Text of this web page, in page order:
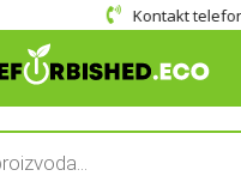
+381 69 2644 131